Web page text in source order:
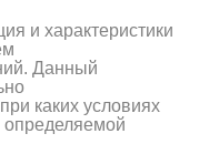
и характеристики
Данный
каких условиях
определяемой